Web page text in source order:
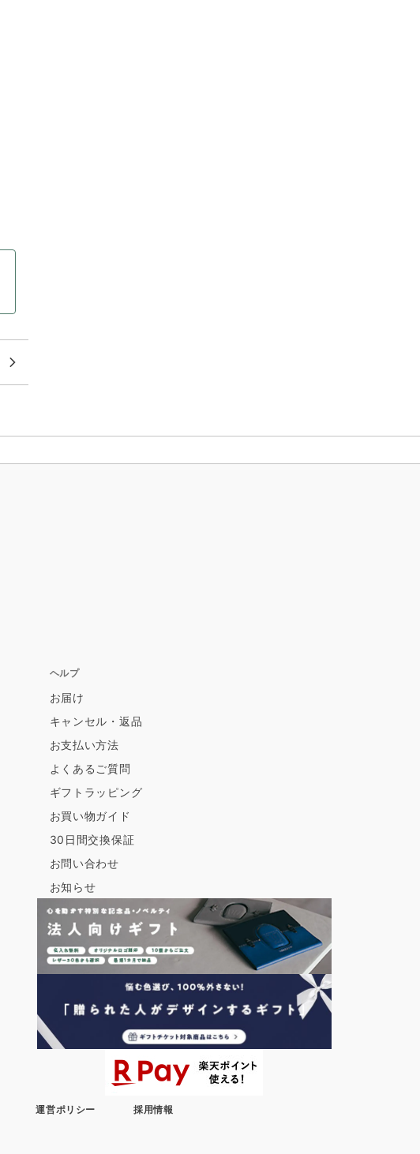
ヘルプ
お届け
キャンセル・返品
お支払い方法
よくあるご質問
ギフトラッピング
お買い物ガイド
30日間交換保証
お問い合わせ
お知らせ
運営ポリシー 採用情報